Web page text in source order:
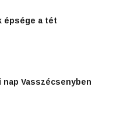
épsége a tét
Vasszécsenyben